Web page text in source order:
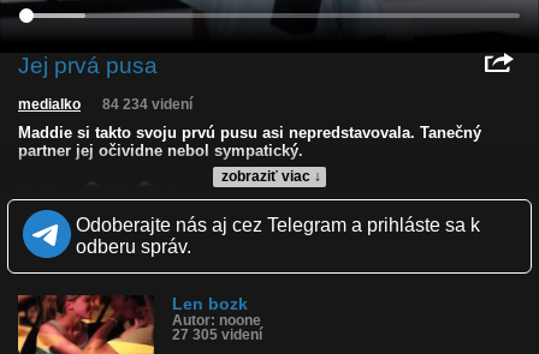
Jej prvá pusa
zobraziť viac ↓
medialko 84 234 videní
Maddie si takto svoju prvú pusu asi nepredstavovala. Tanečný
partner jej očividne nebol sympatický.
Zverejnené: 14.8.2014 13:10
Páči sa: 79% (129 hlasov)
Obľúbené: 70
Kategória: zábavné
Tagy: prvá pusa, tanečná, maddie, pusa, lizák, francúzsky bozk,
tanečná škola, zubný strojček
Odoberajte nás aj cez Telegram a prihláste sa k
odberu správ.
Len bozk
Autor: noone
27 305 videní